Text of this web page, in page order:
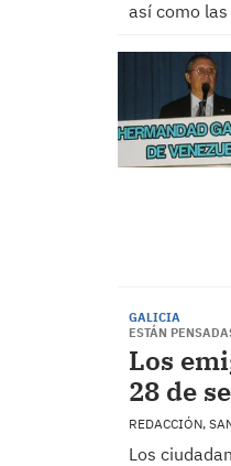
así como
GALICIA
ESTÁN
Los
28 de
REDACCIÓN,
Los